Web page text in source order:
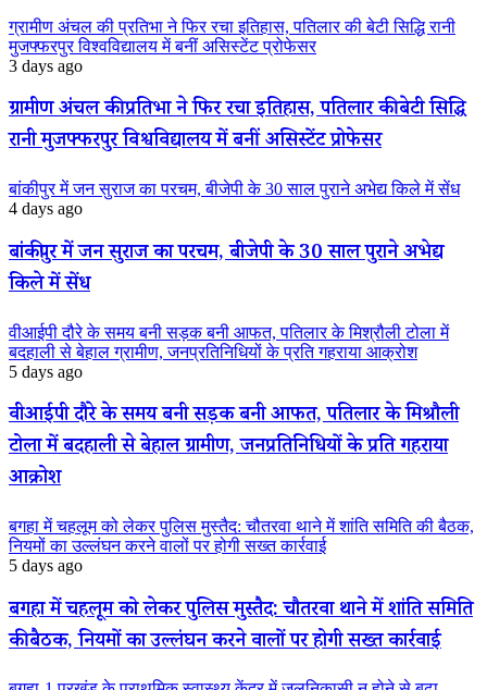
ग्रामीण अंचल की प्रतिभा ने फिर रचा इतिहास, पतिलार की बेटी सिद्धि रानी
मुजफ्फरपुर विश्वविद्यालय में बनीं असिस्टेंट प्रोफेसर
3 days ago
ग्रामीण अंचल की प्रतिभा ने फिर रचा इतिहास, पतिलार की बेटी सिद्धि
रानी मुजफ्फरपुर विश्वविद्यालय में बनीं असिस्टेंट प्रोफेसर
बांकीपुर में जन सुराज का परचम, बीजेपी के 30 साल पुराने अभेद्य किले में सेंध
4 days ago
बांकीपुर में जन सुराज का परचम, बीजेपी के 30 साल पुराने अभेद्य
किले में सेंध
वीआईपी दौरे के समय बनी सड़क बनी आफत, पतिलार के मिश्रौली टोला में
बदहाली से बेहाल ग्रामीण, जनप्रतिनिधियों के प्रति गहराया आक्रोश
5 days ago
वीआईपी दौरे के समय बनी सड़क बनी आफत, पतिलार के मिश्रौली
टोला में बदहाली से बेहाल ग्रामीण, जनप्रतिनिधियों के प्रति गहराया
आक्रोश
बगहा में चहलूम को लेकर पुलिस मुस्तैद: चौतरवा थाने में शांति समिति की बैठक,
नियमों का उल्लंघन करने वालों पर होगी सख्त कार्रवाई
5 days ago
बगहा में चहलूम को लेकर पुलिस मुस्तैद: चौतरवा थाने में शांति समिति
की बैठक, नियमों का उल्लंघन करने वालों पर होगी सख्त कार्रवाई